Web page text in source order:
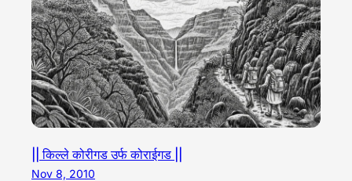
|| किल्ले कोरीगड उर्फ कोराईगड ||
Nov 8, 2010